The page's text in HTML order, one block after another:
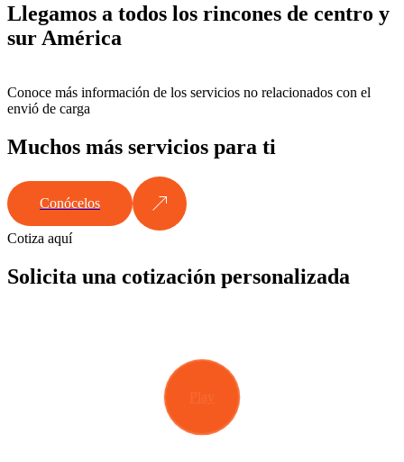
Llegamos a todos los rincones de centro y
sur América
Conoce más información de los servicios no relacionados con el
envió de carga
Muchos más servicios para ti
Conócelos
Cotiza aquí
Solicita una cotización personalizada
Play